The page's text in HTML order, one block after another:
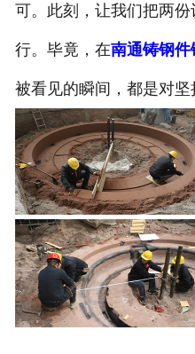
可。此刻，让我们把两
行。毕竟，在南通铸钢件
被看见的瞬间，都是对坚